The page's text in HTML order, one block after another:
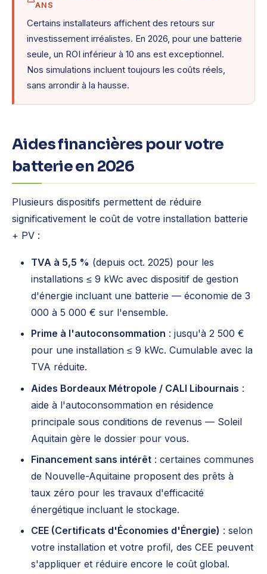
ANS
Certains installateurs affichent des retours sur
investissement irréalistes. En 2026, pour une batterie
seule, un ROI inférieur à 10 ans est exceptionnel.
Nos simulations incluent toujours les coûts réels,
sans arrondir à la hausse.
Aides financières pour votre
batterie en 2026
Plusieurs dispositifs permettent de réduire
significativement le coût de votre installation batterie
+ PV :
TVA à 5,5 % (depuis oct. 2025) pour les
installations ≤ 9 kWc avec dispositif de gestion
d'énergie incluant une batterie — économie de 3
000 à 5 000 € sur l'ensemble.
Prime à l'autoconsommation : jusqu'à 2 500 €
pour une installation ≤ 9 kWc. Cumulable avec la
TVA réduite.
Aides Bordeaux Métropole / CALI Libournais :
aide à l'autoconsommation en résidence
principale sous conditions de revenus — Soleil
Aquitain gère le dossier pour vous.
Financement sans intérêt : certaines communes
de Nouvelle-Aquitaine proposent des prêts à
taux zéro pour les travaux d'efficacité
énergétique incluant le stockage.
CEE (Certificats d'Économies d'Énergie) : selon
votre installation et votre profil, des CEE peuvent
s'appliquer et réduire encore le coût global.